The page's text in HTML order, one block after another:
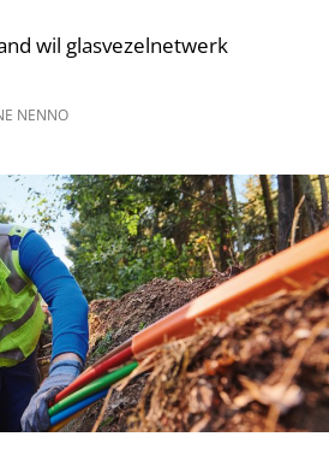
wil glasvezelnetwerk
NENNO